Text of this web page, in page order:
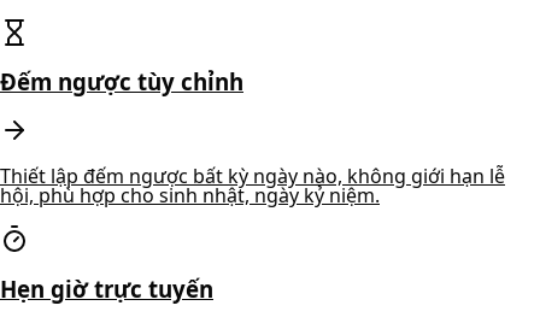
Đếm ngược tùy chỉnh
Thiết lập đếm ngược bất kỳ ngày nào, không giới hạn lễ
hội, phù hợp cho sinh nhật, ngày kỷ niệm.
Hẹn giờ trực tuyến